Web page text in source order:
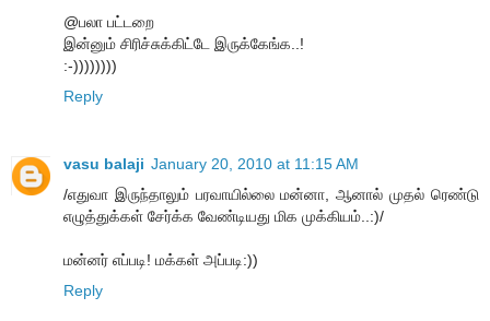
@பலா பட்டறை
இன்னும் சிரிச்சுக்கிட்டே இருக்கேங்க..!
:-))))))))
Reply
vasu balaji January 20, 2010 at 11:15 AM
/எதுவா இருந்தாலும் பரவாயில்லை மன்னா, ஆனால் முதல் ரெண்டு
எழுத்துக்கள் சேர்க்க வேண்டியது மிக முக்கியம்..:)/
மன்னர் எப்படி! மக்கள் அப்படி:))
Reply